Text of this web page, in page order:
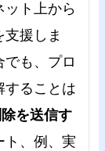
ット上から
援しま
も、プロ
することは
を送信す
ト、例、実